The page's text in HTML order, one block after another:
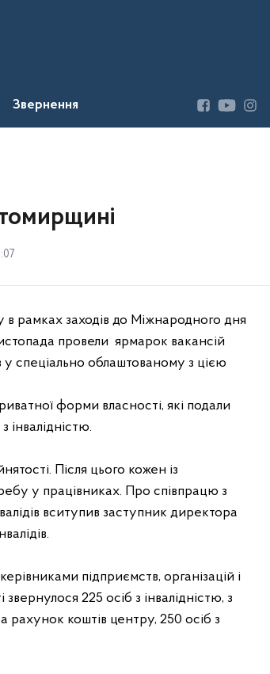
Звернення
рамках заходів до Міжнародного дня
провели ярмарок вакансій
у спеціально облаштованому з цією
форми власності, які подали
інвалідністю.
Після цього кожен із
у працівниках. Про співпрацю з
вситупив заступник директора
підприємств, організацій і
225 осіб з інвалідністю, з
коштів центру, 250 осіб з